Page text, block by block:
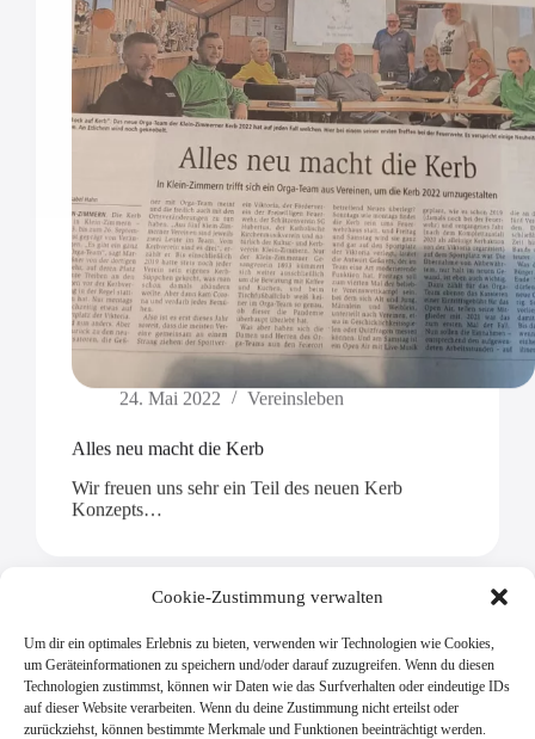
Cookie-Zustimmung verwalten
Um dir ein optimales Erlebnis zu bieten, verwenden wir Technologien wie Cookies,
um Geräteinformationen zu speichern und/oder darauf zuzugreifen. Wenn du diesen
Technologien zustimmst, können wir Daten wie das Surfverhalten oder eindeutige IDs
auf dieser Website verarbeiten. Wenn du deine Zustimmung nicht erteilst oder
zurückziehst, können bestimmte Merkmale und Funktionen beeinträchtigt werden.
24. Mai 2022 Vereinsleben
Alles neu macht die Kerb
Wir freuen uns sehr ein Teil des neuen Kerb
Konzepts…
Mehr laden